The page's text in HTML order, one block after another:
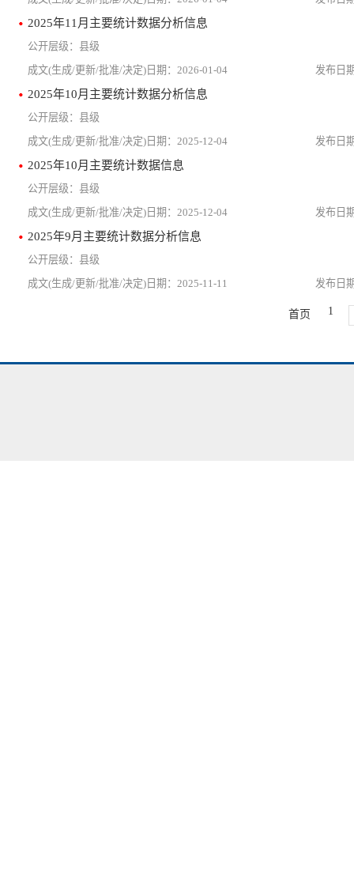
2025年11月主要统计数据分析信息
县级
2026-01-04
2025年10月主要统计数据分析信息
县级
2025-12-04
2025年10月主要统计数据信息
县级
2025-12-04
2025年9月主要统计数据分析信息
县级
2025-11-11
首页 1